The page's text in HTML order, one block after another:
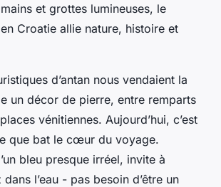
et grottes lumineuses, le
Croatie allie nature, histoire et
d’antan nous vendaient la
un décor de pierre, entre remparts
vénitiennes. Aujourd’hui, c’est
que bat le cœur du voyage.
bleu presque irréel, invite à
l’eau - pas besoin d’être un